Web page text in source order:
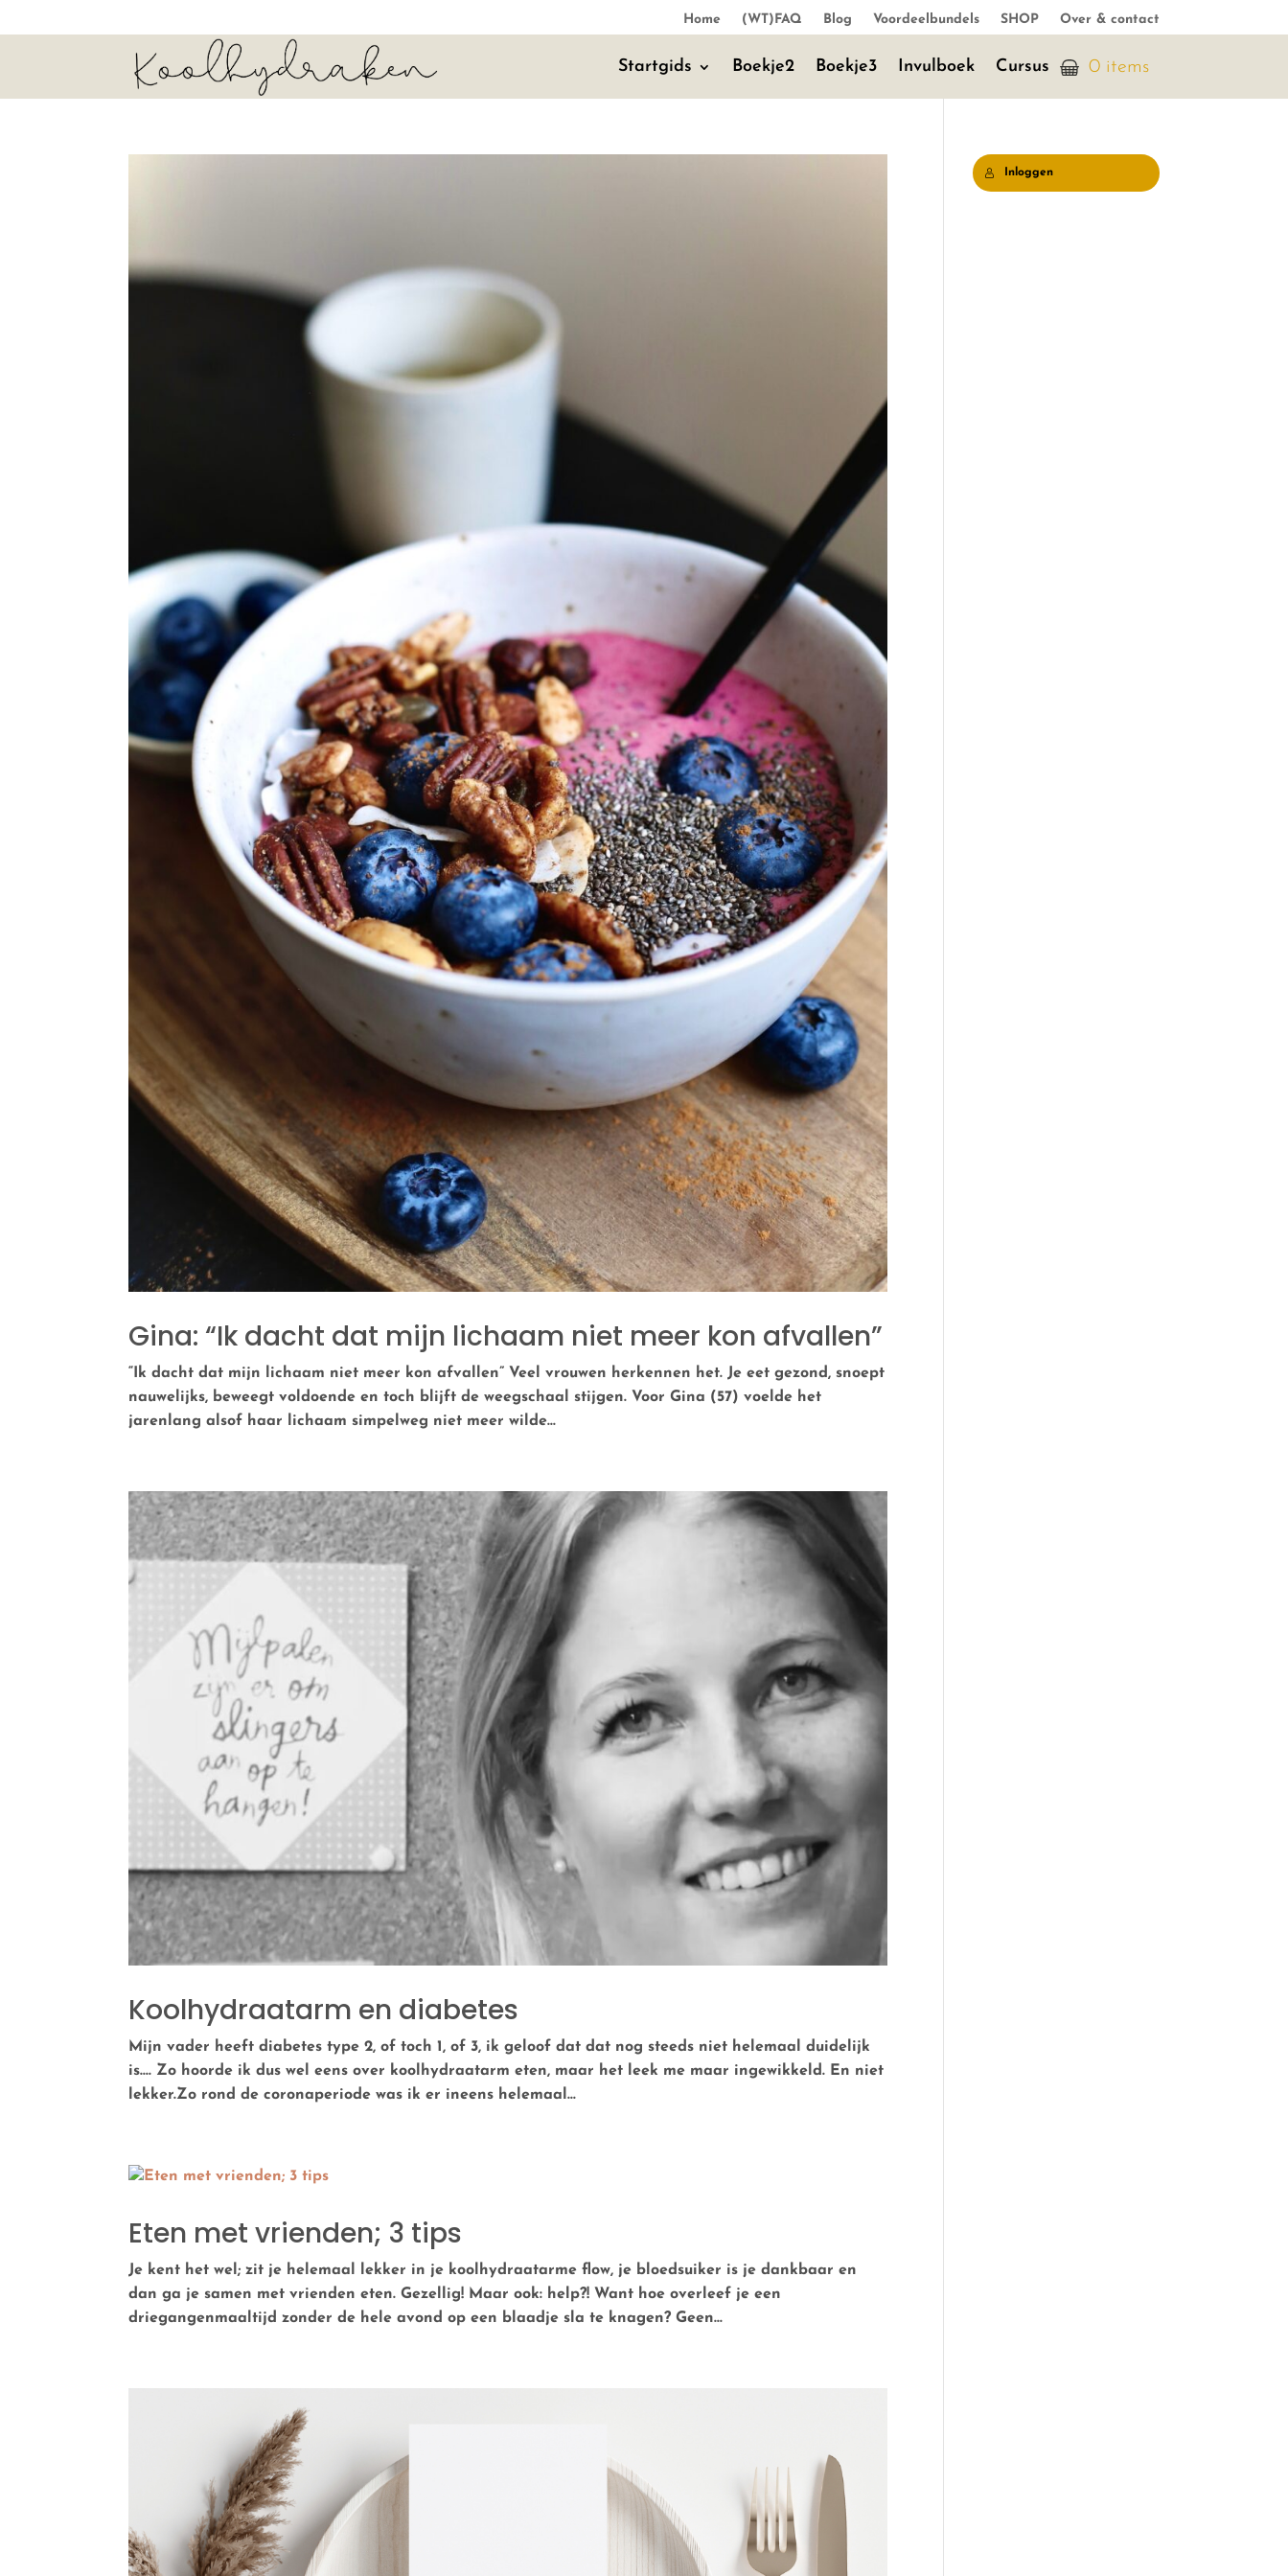
Home (WT)FAQ Blog Voordeelbundels SHOP Over & contact
Startgids Boekje2 Boekje3 Invulboek Cursus 0 items
Gina: “Ik dacht dat mijn lichaam niet meer kon afvallen”
“Ik dacht dat mijn lichaam niet meer kon afvallen” Veel vrouwen herkennen het. Je eet gezond, snoept
nauwelijks, beweegt voldoende en toch blijft de weegschaal stijgen. Voor Gina (57) voelde het
jarenlang alsof haar lichaam simpelweg niet meer wilde...
Koolhydraatarm en diabetes
Mijn vader heeft diabetes type 2, of toch 1, of 3, ik geloof dat dat nog steeds niet helemaal duidelijk
is…. Zo hoorde ik dus wel eens over koolhydraatarm eten, maar het leek me maar ingewikkeld. En niet
lekker.Zo rond de coronaperiode was ik er ineens helemaal...
Eten met vrienden; 3 tips
Je kent het wel; zit je helemaal lekker in je koolhydraatarme flow, je bloedsuiker is je dankbaar en
dan ga je samen met vrienden eten. Gezellig! Maar ook: help?! Want hoe overleef je een
driegangenmaaltijd zonder de hele avond op een blaadje sla te knagen? Geen...
Inloggen